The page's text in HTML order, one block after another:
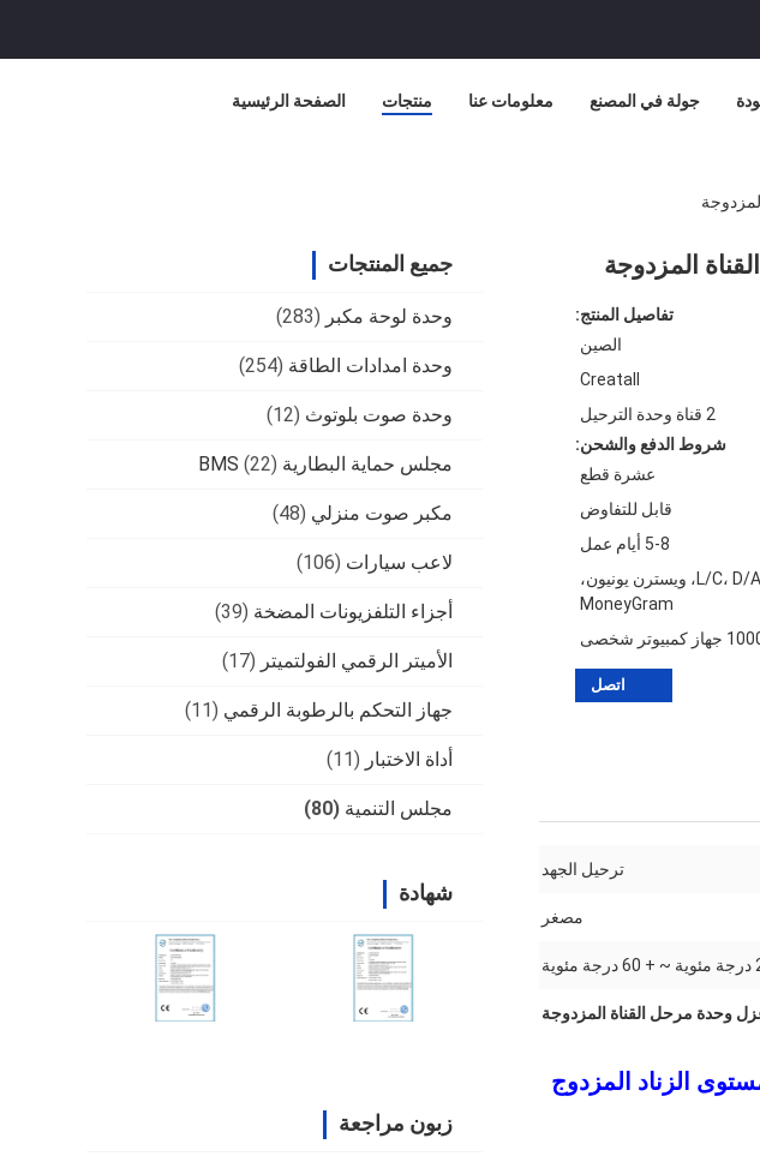
الصفحة الرئيسية منتجات معلومات عنا جولة في المصنع
جميع المنتجات
وحدة لوحة مكبر (283)
وحدة امدادات الطاقة (254)
وحدة صوت بلوتوث (12)
مجلس حماية البطارية BMS (22)
مكبر صوت منزلي (48)
لاعب سيارات (106)
أجزاء التلفزيونات المضخة (39)
الأميتر الرقمي الفولتميتر (17)
جهاز التحكم بالرطوبة الرقمي (11)
أداة الاختبار (11)
مجلس التنمية (80)
شهادة
زبون مراجعة
تفاصيل المنتج:
الصين
Creatall
2 قناة وحدة الترحيل
شروط الدفع والشحن:
عشرة قطع
قابل للتفاوض
5-8 أيام عمل
L/C، D/A، D/P، T/T، ويسترن يونيون،
MoneyGram
كمبيوتر شخصى
اتصل
ترحيل الجهد
مصغر
وحدة مرحل القناة المزدوجة
ومنخفضة المستوى الزناد المزدوج